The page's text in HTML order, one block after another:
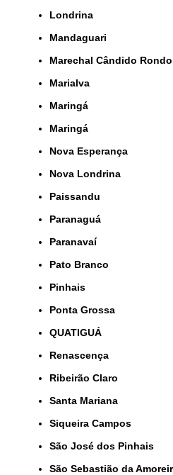
Londrina
Mandaguari
Marechal Cândido
Marialva
Maringá
Maringá
Nova Esperança
Nova Londrina
Paissandu
Paranaguá
Paranavaí
Pato Branco
Pinhais
Ponta Grossa
QUATIGUÁ
Renascença
Ribeirão Claro
Santa Mariana
Siqueira Campos
São José dos Pinhais
São Sebastião da